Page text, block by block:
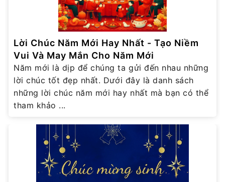
Lời Chúc Năm Mới Hay Nhất - Tạo Niềm
Vui Và May Mắn Cho Năm Mới
Năm mới là dịp để chúng ta gửi đến nhau những
lời chúc tốt đẹp nhất. Dưới đây là danh sách
những lời chúc năm mới hay nhất mà bạn có thể
tham khảo ...